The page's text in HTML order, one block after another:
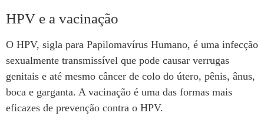
HPV e a vacinação
O HPV, sigla para Papilomavírus Humano, é uma infecção
sexualmente transmissível que pode causar verrugas
genitais e até mesmo câncer de colo do útero, pênis, ânus,
boca e garganta. A vacinação é uma das formas mais
eficazes de prevenção contra o HPV.